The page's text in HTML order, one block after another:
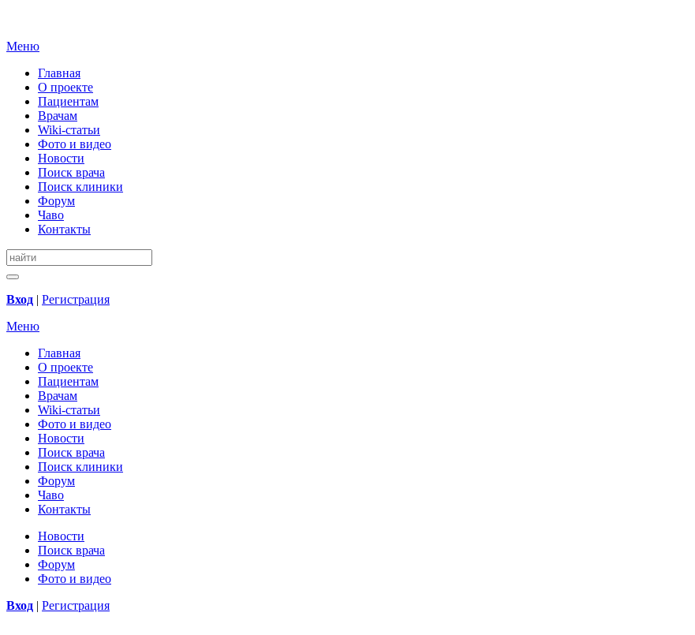
Меню
Главная
О проекте
Пациентам
Врачам
Wiki-статьи
Фото и видео
Новости
Поиск врача
Поиск клиники
Форум
Чаво
Контакты
Вход | Регистрация
Меню
Главная
О проекте
Пациентам
Врачам
Wiki-статьи
Фото и видео
Новости
Поиск врача
Поиск клиники
Форум
Чаво
Контакты
Новости
Поиск врача
Форум
Фото и видео
Вход | Регистрация